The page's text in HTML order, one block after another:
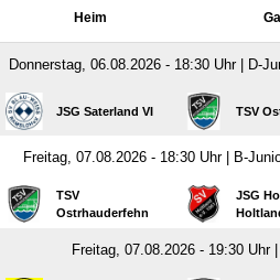
Heim
Donnerstag, 06.08.2026 - 18:30 Uhr | D-
JSG Saterland VI TSV
Freitag, 07.08.2026 - 18:30 Uhr | B-
TSV
Ostrhauderfehn
JSG
Freitag, 07.08.2026 - 19:30 Uhr